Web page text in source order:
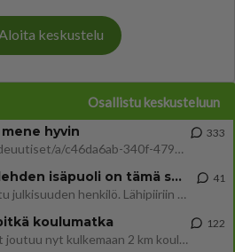
keskustelu
Osallistu keskusteluun
hyvin
https://www.iltalehti.fi/viihdeuutiset/a/c46da6ab-340f-4790-aaa7-0865eed2336 Yrityksen konkurssihakemus on tullut kärä
333
Tiesitkö? Martina Aitolehden isäpuoli on tämä suosittu laulaja
Martina Aitolehti on seurattu julkisuuden henkilö. Lähipiiriin mahtuu muitakin tunnettuja henkilöitä. Tiesitkö, että Ma
41
koulumatka
Hesarissa päivitellään lapset joutuu nyt kulkemaan 2 km kouluun jösses. Ruostefillarilla tuo matka menee vaikka miten äk
122